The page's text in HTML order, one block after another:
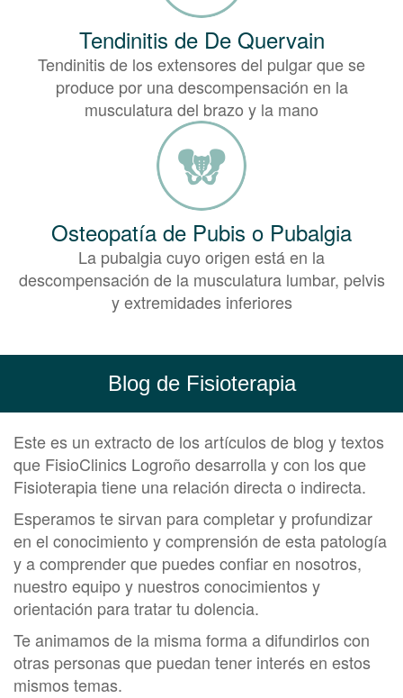
Tendinitis de De Quervain
Tendinitis de los extensores del pulgar que se
produce por una descompensación en la
musculatura del brazo y la mano
Osteopatía de Pubis o Pubalgia
La pubalgia cuyo origen está en la
descompensación de la musculatura lumbar, pelvis
y extremidades inferiores
Blog de Fisioterapia
Este es un extracto de los artículos de blog y textos
que FisioClinics Logroño desarrolla y con los que
Fisioterapia tiene una relación directa o indirecta.
Esperamos te sirvan para completar y profundizar
en el conocimiento y comprensión de esta patología
y a comprender que puedes confiar en nosotros,
nuestro equipo y nuestros conocimientos y
orientación para tratar tu dolencia.
Te animamos de la misma forma a difundirlos con
otras personas que puedan tener interés en estos
mismos temas.